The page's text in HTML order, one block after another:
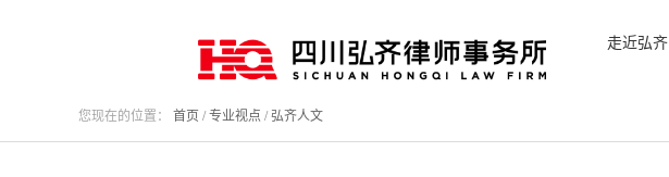
走近弘齐
您现在的位置： 首页 /专业视点 / 弘齐人文